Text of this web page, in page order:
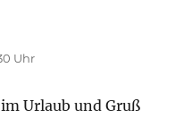
Uhr
Urlaub und Gruß